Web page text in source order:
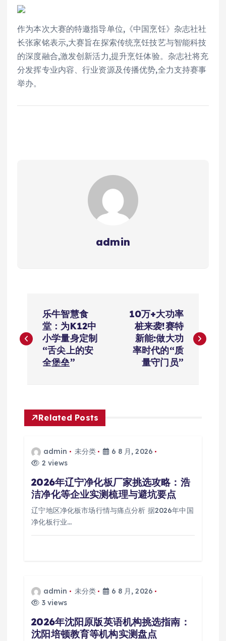
作为本次大赛的特邀指导单位,《中国烹饪》杂志社社
长张家铭表示,大赛旨在探索传统烹饪技艺与智能科技
的深度融合,激发创新活力,提升烹饪体验。杂志社将充
分发挥专业内容、行业资源及传播优势,全力支持赛事
举办。
admin
章
乐牛智慧食
堂：为K12中
小学量身定制
“舌尖上的安
全堡垒”
10万+大功率
桩来袭!赛特
新能:做大功
率时代的“质
量守门员”
Related Posts
admin 未分类
6 8 月, 2026
2 views
2026年辽宁净化板厂家挑选攻略：浩
洁净化等企业实测梳理与避坑要点
辽宁地区净化板市场行情与痛点分析 据2026年中国
净化板行业…
admin 未分类
6 8 月, 2026
3 views
2026年沈阳原版英语机构挑选指南：
沈阳培顿教育等机构实测盘点